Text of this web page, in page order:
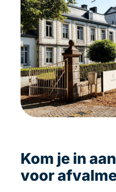
Kom je in
voor